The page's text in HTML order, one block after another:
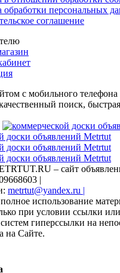
обработки персональных
соглашение
с мобильного телефона
поиск,
– сайт
|
metrtut@yandex.ru |
использование
при условии ссылки
гиперссылки на
на Сайте.